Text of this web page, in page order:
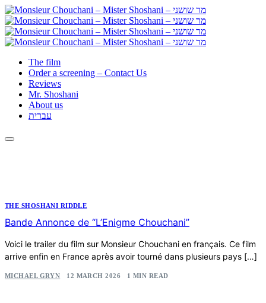
The film
Order a screening – Contact Us
Reviews
Mr. Shoshani
About us
עברית
THE SHOSHANI RIDDLE
Bande Annonce de “L’Enigme Chouchani”
Voici le trailer du film sur Monsieur Chouchani en français. Ce film
arrive enfin en France après avoir tourné dans plusieurs pays […]
MICHAEL GRYN 12 MARCH 2026 1 MIN READ